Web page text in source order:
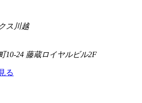
ス川越
10-24 藤蔵ロイヤルビル2F
る